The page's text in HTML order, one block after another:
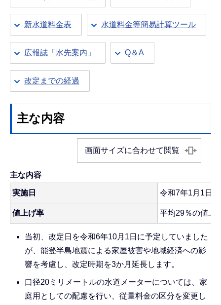
新水道料金表 水道料金等簡易計算ツール
広報誌「水先案内」 Q＆A
改定までの経過
主な内容
画面サイズに合わせて閲覧
主な内容
実施日 令和7年1月1日
値上げ率 平均29％の値上
当初、改定日を令和6年10月1日に予定していました
が、能登半島地震による家屋被害や地域経済への影
響を考慮し、改定時期を3か月延長します。
口径20ミリメートルの水道メーターについては、家
庭用としての配慮を行い、従量料金の区分を変更し